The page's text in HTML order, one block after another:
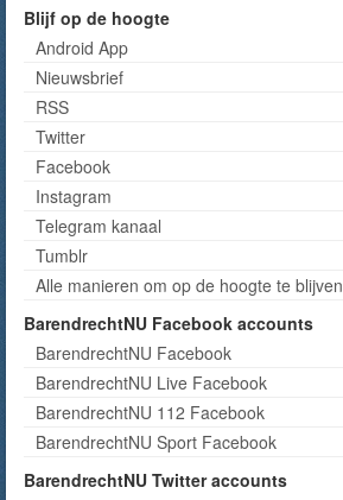
Blijf op de hoogte
Android App
Nieuwsbrief
RSS
Twitter
Facebook
Instagram
Telegram kanaal
Tumblr
Alle manieren om op de hoogte te blijven
BarendrechtNU Facebook accounts
BarendrechtNU Facebook
BarendrechtNU Live Facebook
BarendrechtNU 112 Facebook
BarendrechtNU Sport Facebook
BarendrechtNU Twitter accounts